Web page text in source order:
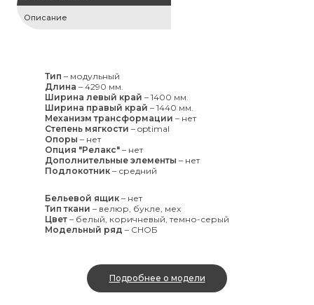
Описание
Тип – модульный
Длина – 4290 мм.
Ширина левый край – 1400 мм.
Ширина правый край – 1440 мм.
Механизм трансформации – нет
Степень мягкости – optimal
Опоры – нет
Опция "Релакс" – нет
Дополнительные элементы – нет
Подлокотник – средний
Бельевой ящик – нет
Тип ткани – велюр, букле, мех
Цвет – белый, коричневый, темно-серый
Модельный ряд – СНОБ
Подробнее о модели